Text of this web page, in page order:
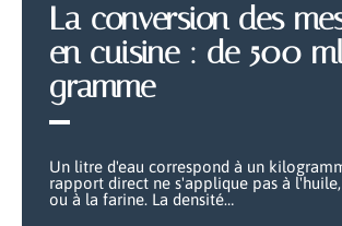
La conversion des
en cuisine : de 500
gramme
Un litre d'eau correspond à un
rapport direct ne s'applique pas à
ou à la farine. La densité…